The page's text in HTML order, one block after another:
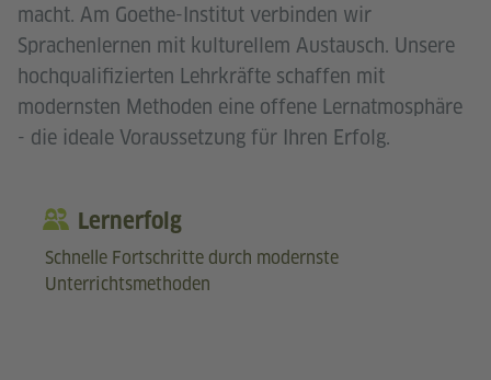
macht. Am Goethe-Institut verbinden wir
Sprachenlernen mit kulturellem Austausch. Unsere
hochqualifizierten Lehrkräfte schaffen mit
modernsten Methoden eine offene Lernatmosphäre
- die ideale Voraussetzung für Ihren Erfolg.
Lernerfolg
Schnelle Fortschritte durch modernste
Unterrichtsmethoden